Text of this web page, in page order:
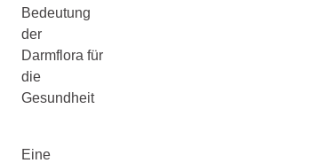
Bedeutung
der
Darmflora für
die
Gesundheit
Eine